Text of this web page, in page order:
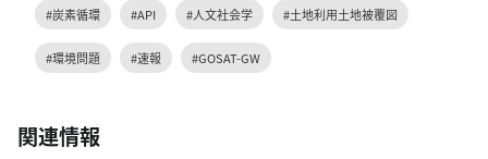
#炭素循環 #API #人文社会学 #土地利用土地被覆図
#環境問題 #速報 #GOSAT-GW
関連情報